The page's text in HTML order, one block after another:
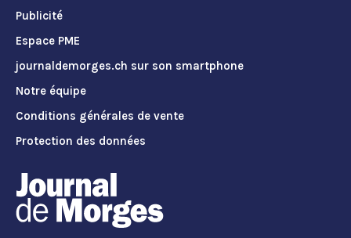
Publicité
Espace PME
journaldemorges.ch sur son smartphone
Notre équipe
Conditions générales de vente
Protection des données